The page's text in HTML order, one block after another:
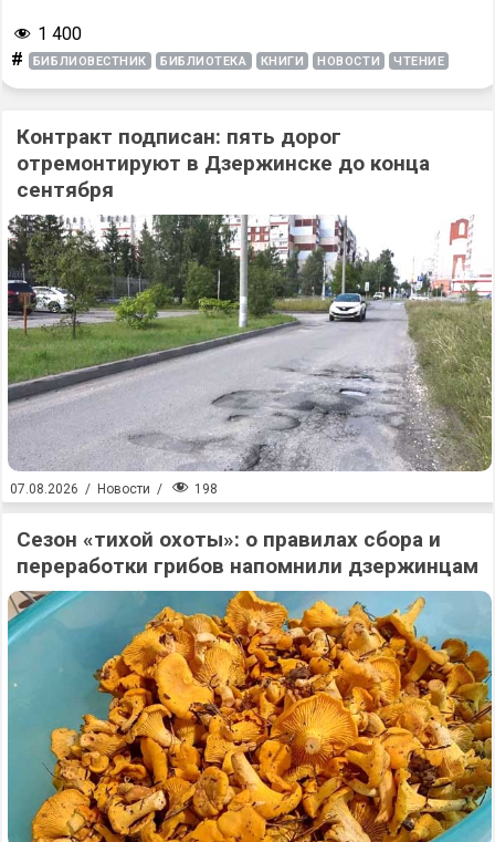
1 400
# БИБЛИОВЕСТНИК БИБЛИОТЕКА КНИГИ НОВОСТИ ЧТЕНИЕ
Контракт подписан: пять дорог
отремонтируют в Дзержинске до конца
сентября
07.08.2026 / Новости / 198
Сезон «тихой охоты»: о правилах сбора и
переработки грибов напомнили дзержинцам